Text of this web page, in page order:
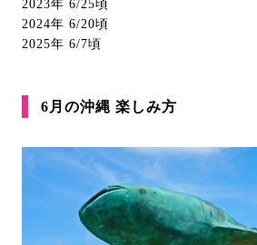
2023年 6/25頃
2024年 6/20頃
2025年 6/7頃
6月の沖縄 楽しみ方